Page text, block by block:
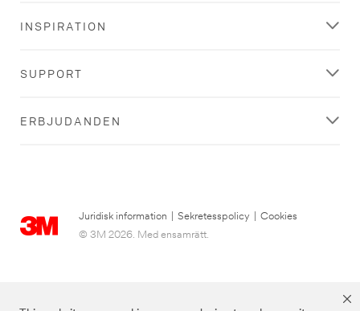
INSPIRATION
SUPPORT
ERBJUDANDEN
Juridisk information Sekretesspolicy
Cookies
© 3M 2026. Med ensamrätt.